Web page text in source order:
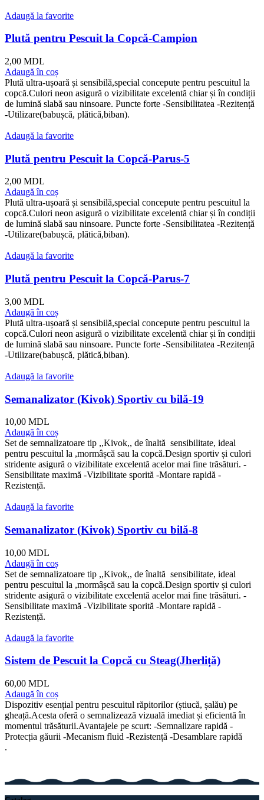
Adaugă la favorite
Plută pentru Pescuit la Copcă-Campion
2,00 MDL
Adaugă în coș
Plută ultra-ușoară și sensibilă,special concepute pentru pescuitul la
copcă.Culori neon asigură o vizibilitate excelentă chiar și în condiții
de lumină slabă sau ninsoare. Puncte forte -Sensibilitatea -Rezitență
-Utilizare(babușcă, plătică,biban).
Adaugă la favorite
Plută pentru Pescuit la Copcă-Parus-5
2,00 MDL
Adaugă în coș
Plută ultra-ușoară și sensibilă,special concepute pentru pescuitul la
copcă.Culori neon asigură o vizibilitate excelentă chiar și în condiții
de lumină slabă sau ninsoare. Puncte forte -Sensibilitatea -Rezitență
-Utilizare(babușcă, plătică,biban).
Adaugă la favorite
Plută pentru Pescuit la Copcă-Parus-7
3,00 MDL
Adaugă în coș
Plută ultra-ușoară și sensibilă,special concepute pentru pescuitul la
copcă.Culori neon asigură o vizibilitate excelentă chiar și în condiții
de lumină slabă sau ninsoare. Puncte forte -Sensibilitatea -Rezitență
-Utilizare(babușcă, plătică,biban).
Adaugă la favorite
Semanalizator (Kivok) Sportiv cu bilă-19
10,00 MDL
Adaugă în coș
Set de semnalizatoare tip ,,Kivok,, de înaltă sensibilitate, ideal
pentru pescuitul la ,mormâșcă sau la copcă.Design sportiv și culori
stridente asigură o vizibilitate excelentă acelor mai fine trăsături. -
Sensibilitate maximă -Vizibilitate sporită -Montare rapidă -
Rezistență.
Adaugă la favorite
Semanalizator (Kivok) Sportiv cu bilă-8
10,00 MDL
Adaugă în coș
Set de semnalizatoare tip ,,Kivok,, de înaltă sensibilitate, ideal
pentru pescuitul la ,mormâșcă sau la copcă.Design sportiv și culori
stridente asigură o vizibilitate excelentă acelor mai fine trăsături. -
Sensibilitate maximă -Vizibilitate sporită -Montare rapidă -
Rezistență.
Adaugă la favorite
Sistem de Pescuit la Copcă cu Steag(Jherliță)
60,00 MDL
Adaugă în coș
Dispozitiv esențial pentru pescuitul răpitorilor (știucă, șalău) pe
gheață.Acesta oferă o semnalizează vizuală imediat și eficientă în
momentul trăsăturii.Avantajele pe scurt: -Semnalizare rapidă -
Protecția găurii -Mecanism fluid -Rezistență -Desamblare rapidă
.